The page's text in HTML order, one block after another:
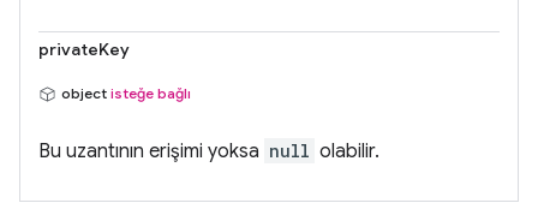
privateKey
object isteğe bağlı
Bu uzantının erişimi yoksa null olabilir.